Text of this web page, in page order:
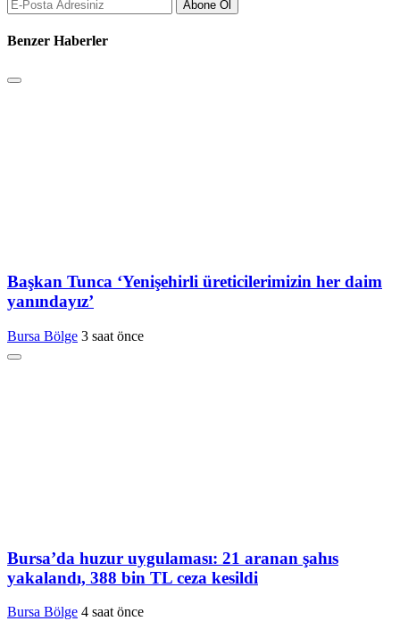
Abone Ol
Benzer Haberler
Başkan Tunca ‘Yenişehirli üreticilerimizin her daim
yanındayız’
Bursa Bölge 3 saat önce
Bursa’da huzur uygulaması: 21 aranan şahıs
yakalandı, 388 bin TL ceza kesildi
Bursa Bölge 4 saat önce